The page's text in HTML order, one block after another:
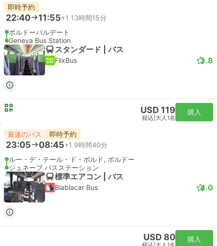
即時予約
22:40 11:55+1 13時間15分
ボルドーパルデート
Geneva Bus Station
スタンダード | バス
FlixBus 3.8
USD 119
税込 大人1名
購入
最速のバス 即時予約
23:05 08:45+1 9時間40分
ルー・デ・テール・ド・ボルド, ボルドー
ジュネーブ バスステーション
標準エアコン | バス
Blablacar Bus 4.0
USD 80 購入